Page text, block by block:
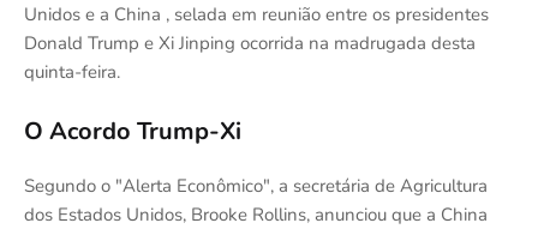
Unidos e a China , selada em reunião entre os presidentes
Donald Trump e Xi Jinping ocorrida na madrugada desta
quinta-feira.
O Acordo Trump-Xi
Segundo o "Alerta Econômico", a secretária de Agricultura
dos Estados Unidos, Brooke Rollins, anunciou que a China